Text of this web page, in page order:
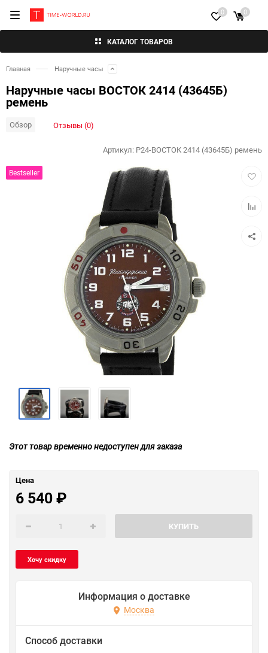
КАТАЛОГ ТОВАРОВ
0 0
Главная Наручные часы
Наручные часы ВОСТОК 2414 (43645Б)
ремень
Обзор Отзывы (0)
Bestseller
Артикул: P24-ВОСТОК 2414 (43645Б) ремень
Этот товар временно недоступен для заказа
Цена
6 540₽
КУПИТЬ
Информация о доставке
Москва
Способ доставки